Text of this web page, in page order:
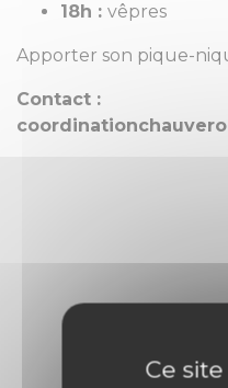
18h : vêpres
Apporter son pique-
Contact :
Ce